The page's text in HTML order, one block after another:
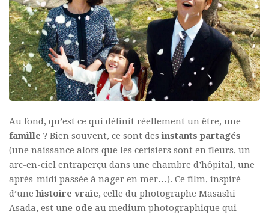
Au fond, qu’est ce qui définit réellement un être, une
famille ? Bien souvent, ce sont desinstants partagés
(une naissance alors que les cerisiers sont en fleurs, un
arc-en-ciel entraperçu dans une chambre d’hôpital, une
après-midi passée à nager en mer…). Ce film, inspiré
d’une histoire vraie, celle du photographe Masashi
Asada, est une ode au medium photographique qui